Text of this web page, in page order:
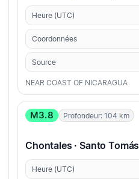
Heure (UTC)
Coordonnées
Source
NEAR COAST OF NICARAGUA
M3.8 Profondeur: 104 km
Chontales · Santo Tomás
Heure (UTC)